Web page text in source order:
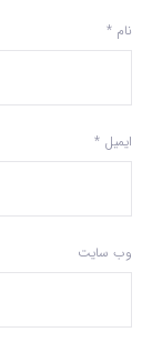
نام *
ایمیل *
وب‌ سایت